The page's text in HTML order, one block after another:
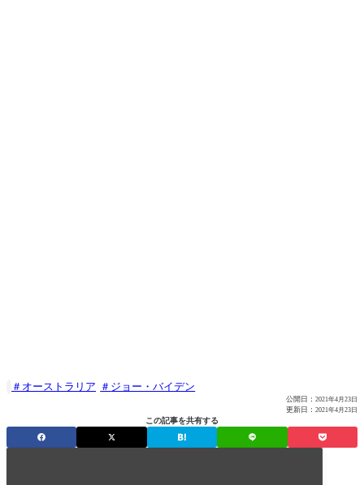
オーストラリア ジョー・バイデン
公開日： 2021年4月23日
更新日： 2021年4月23日
この記事を共有する